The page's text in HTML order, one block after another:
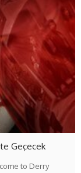
Geçecek
to Derry